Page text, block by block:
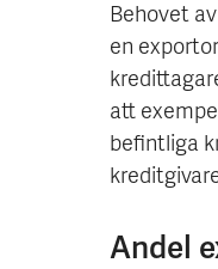
Behovet
en
att
befintliga
Andel